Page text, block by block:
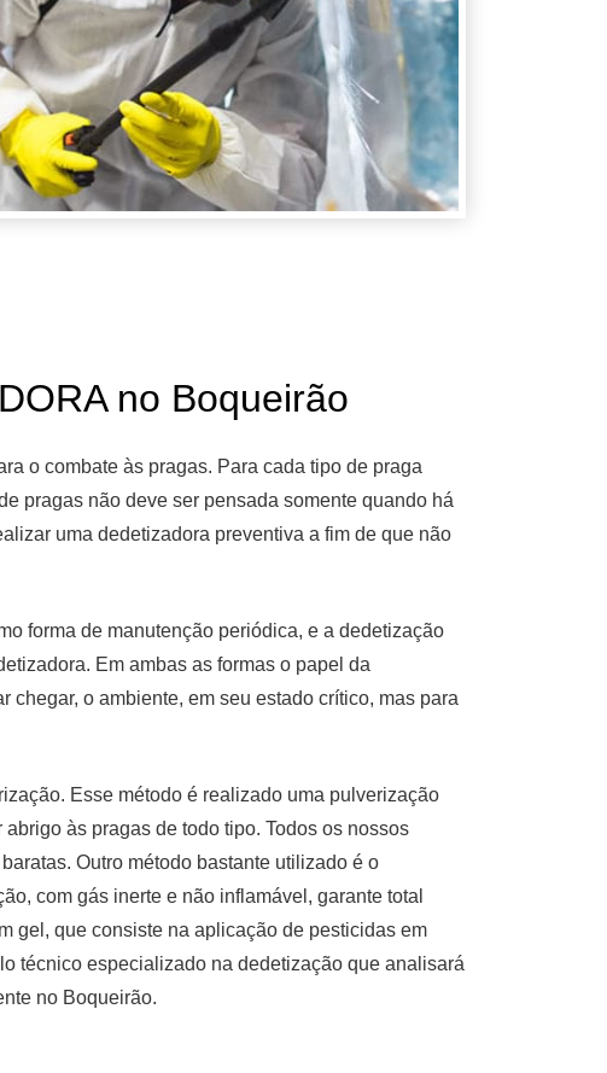
no Boqueirão
o combate às pragas. Para cada tipo de praga
pragas não deve ser pensada somente quando há
uma dedetizadora preventiva a fim de que não
forma de manutenção periódica, e a dedetização
Em ambas as formas o papel da
o ambiente, em seu estado crítico, mas para
Esse método é realizado uma pulverização
às pragas de todo tipo. Todos os nossos
Outro método bastante utilizado é o
com gás inerte e não inflamável, garante total
gel, que consiste na aplicação de pesticidas em
técnico especializado na dedetização que analisará
no Boqueirão.